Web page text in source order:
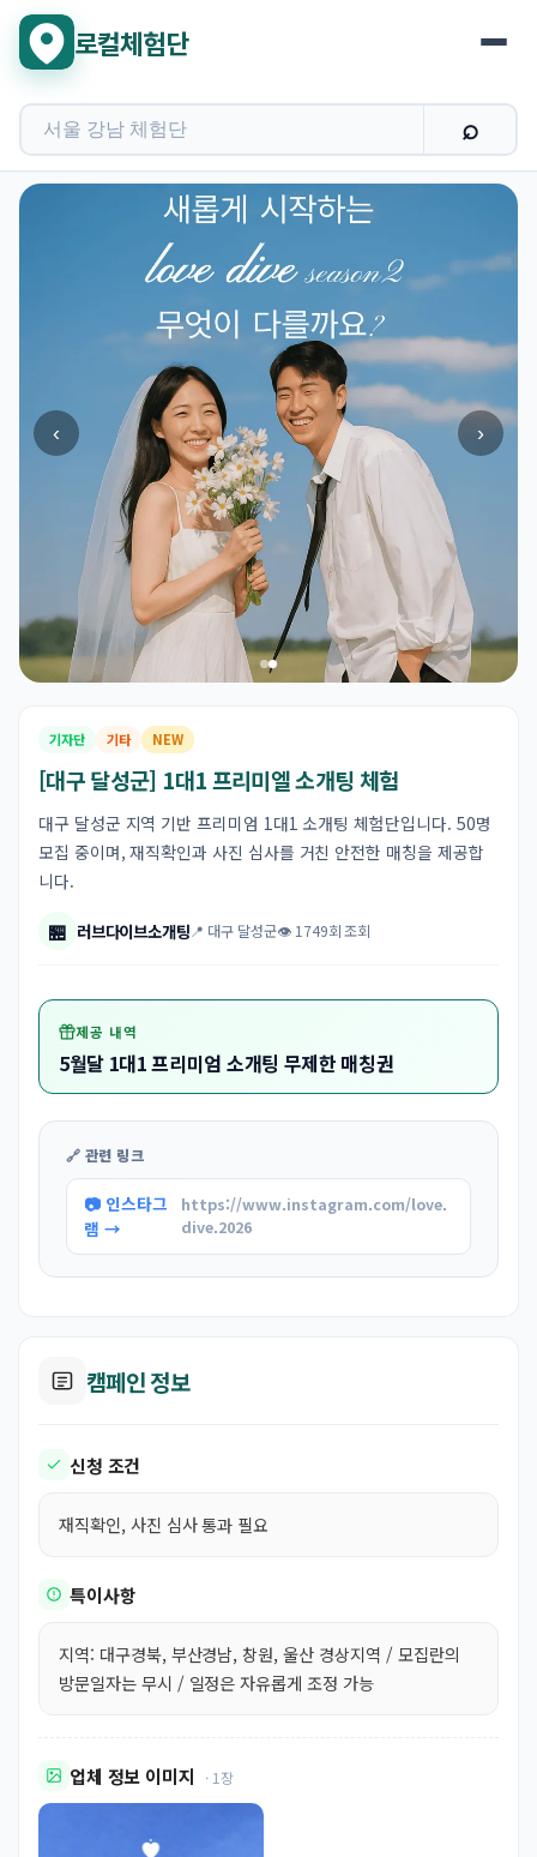
로컬체험단
‹ ›
기자단 기타 NEW
[대구 달성군] 1대1 프리미엘 소개팅 체험
대구 달성군 지역 기반 프리미엄 1대1 소개팅 체험단입니다. 50명
모집 중이며, 재직확인과 사진 심사를 거친 안전한 매칭을 제공합
니다.
🏪 러브다이브소개팅📍 대구 달성군👁 1749회 조회
제공 내역
5월달 1대1 프리미엄 소개팅 무제한 매칭권
🔗 관련 링크
📷 인스타그
램 →
https://www.instagram.com/love.
dive.2026
캠페인 정보
신청 조건
재직확인, 사진 심사 통과 필요
특이사항
지역: 대구경북, 부산경남, 창원, 울산 경상지역 / 모집란의
방문일자는 무시 / 일정은 자유롭게 조정 가능
업체 정보 이미지 · 1장